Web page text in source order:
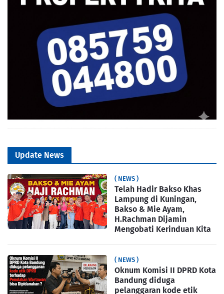
Update News
( NEWS )
Telah Hadir Bakso Khas
Lampung di Kuningan,
Bakso & Mie Ayam,
H.Rachman Dijamin
Mengobati Kerinduan Kita
( NEWS )
Oknum Komisi II DPRD Kota
Bandung diduga
pelanggaran kode etik